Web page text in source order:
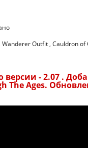
Outfit , Cauldron
версии - 2.07 .
The Ages.